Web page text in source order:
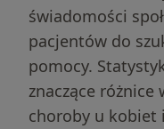
świadomości
pacjentów do
pomocy.
znaczące różnice
choroby u kobiet